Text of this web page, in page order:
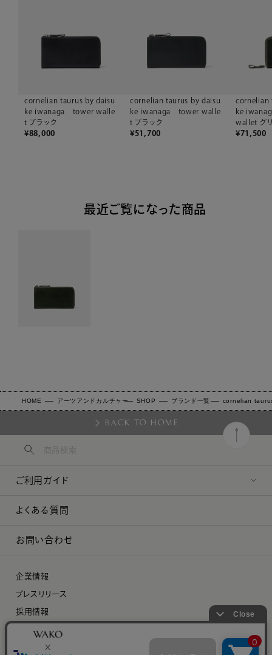
cornelian taurus by daisu
ke iwanaga tower walle
t ブラック
¥88,000
cornelian taurus by daisu
ke iwanaga tower walle
t ブラック
¥51,700
cornelian
ke
wallet グ
¥71,500
最近ご覧になった商品
HOME アーツアンドカルチャー SHOP ブランド一覧 cornelian
BACK TO HOME
ご利用ガイド
よくある質問
お問い合わせ
企業情報
プレスリリース
採用情報
特定商取引に関する法律に基づく表示
プライバシーポリシー